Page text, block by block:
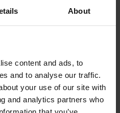
About
content and ads, to
and to analyse our traffic.
your use of our site with
and analytics partners who
orange handtag. Tillverkad av
från BPA och gifter, håller den
eller varm i upp till 12. Lätt att
är redo för alla äventyr – från